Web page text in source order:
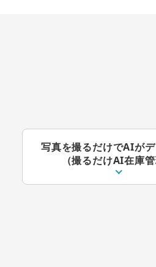
写真を撮るだけでAIが
（撮るだけAI在庫管